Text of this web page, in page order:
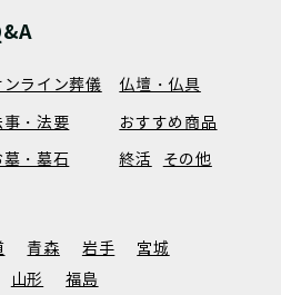
ンライン葬儀
仏壇・仏具
事・法要
おすすめ商品
墓・墓石 終活 その他
青森 岩手
宮城
山形 福島